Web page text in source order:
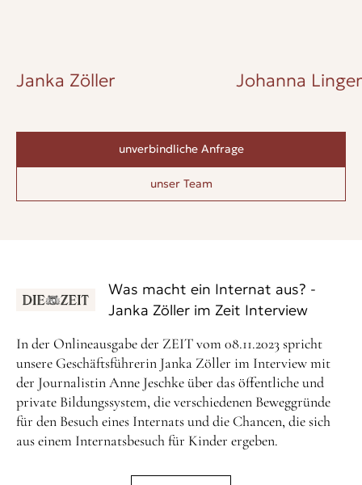
Janka Zöller Johanna
unverbindliche Anfrage
unser Team
Was macht ein Internat aus? -
Janka Zöller im Zeit Interview
In der Onlineausgabe der ZEIT vom 08.11.2023 spricht
unsere Geschäftsführerin Janka Zöller im Interview mit
der Journalistin Anne Jeschke über das öffentliche und
private Bildungssystem, die verschiedenen Beweggründe
für den Besuch eines Internats und die Chancen, die sich
aus einem Internatsbesuch für Kinder ergeben.